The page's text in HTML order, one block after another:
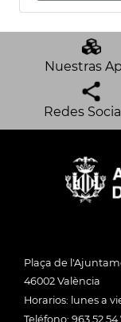
Nuestras
Redes
Plaça de
46002 València
Horarios: lunes a
Teléfono: 963 52 54